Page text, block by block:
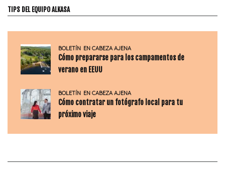
TIPS DEL EQUIPO ALKASA
BOLETÍN EN CABEZA AJENA
Cómo prepararse para los campamentos de
verano en EEUU
BOLETÍN EN CABEZA AJENA
Cómo contratar un fotógrafo local para tu
próximo viaje